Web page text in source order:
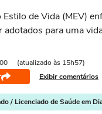
de Vida (MEV)
adotados para uma
(atualizado às 15h57)
Exibir comentários
/ Licenciado de Saúde em